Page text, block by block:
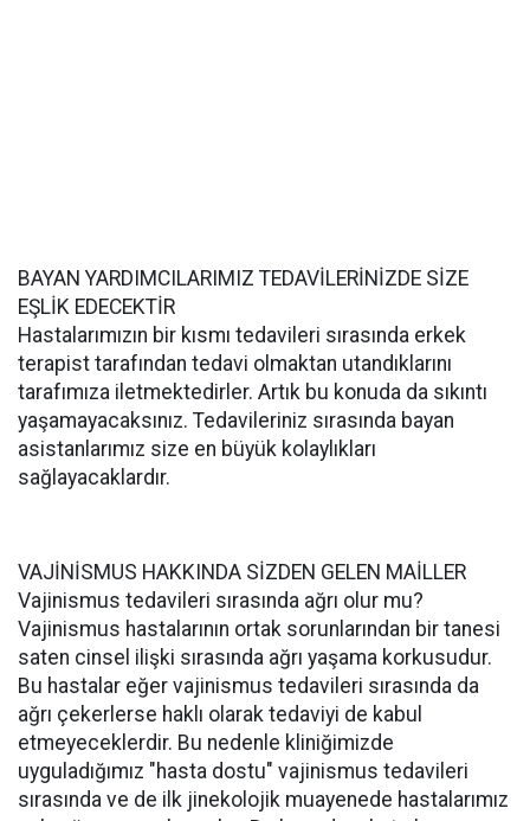
BAYAN YARDIMCILARIMIZ TEDAVİLERİNİZDE SİZE
EŞLİK EDECEKTİR
Hastalarımızın bir kısmı tedavileri sırasında erkek
terapist tarafından tedavi olmaktan utandıklarını
tarafımıza iletmektedirler. Artık bu konuda da sıkıntı
yaşamayacaksınız. Tedavileriniz sırasında bayan
asistanlarımız size en büyük kolaylıkları
sağlayacaklardır.
VAJİNİSMUS HAKKINDA SİZDEN GELEN MAİLLER
Vajinismus tedavileri sırasında ağrı olur mu?
Vajinismus hastalarının ortak sorunlarından bir tanesi
saten cinsel ilişki sırasında ağrı yaşama korkusudur.
Bu hastalar eğer vajinismus tedavileri sırasında da
ağrı çekerlerse haklı olarak tedaviyi de kabul
etmeyeceklerdir. Bu nedenle kliniğimizde
uyguladığımız "hasta dostu" vajinismus tedavileri
sırasında ve de ilk jinekolojik muayenede hastalarımız